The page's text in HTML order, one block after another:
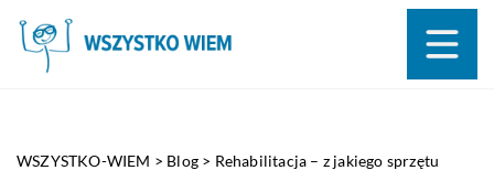
WSZYSTKO-WIEM > Blog > Rehabilitacja – z jakiego sprzętu